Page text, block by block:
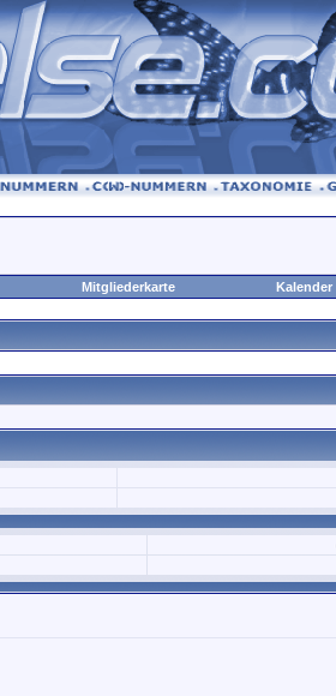
Mitgliederkarte Kalender